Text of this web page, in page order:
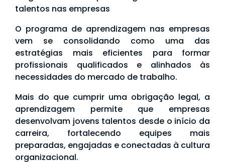
talentos nas empresas
O programa de aprendizagem nas empresas
vem se consolidando como uma das
estratégias mais eficientes para formar
profissionais qualificados e alinhados às
necessidades do mercado de trabalho.
Mais do que cumprir uma obrigação legal, a
aprendizagem permite que empresas
desenvolvam jovens talentos desde o início da
carreira, fortalecendo equipes mais
preparadas, engajadas e conectadas à cultura
organizacional.